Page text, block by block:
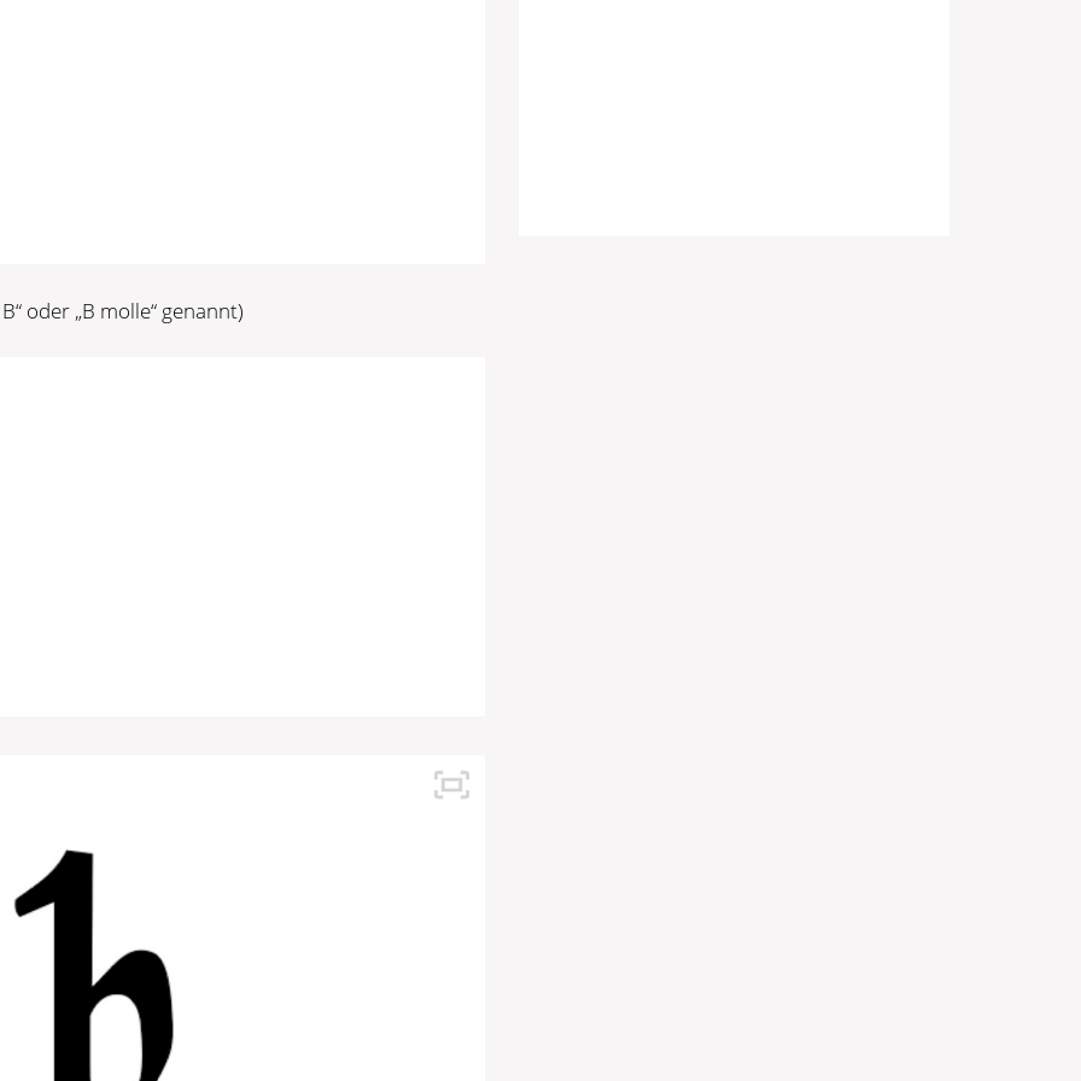
oder „B molle“ genannt)